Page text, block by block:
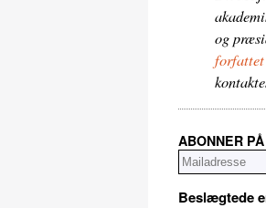
og
forfattet
ABONNER
Beslægtede